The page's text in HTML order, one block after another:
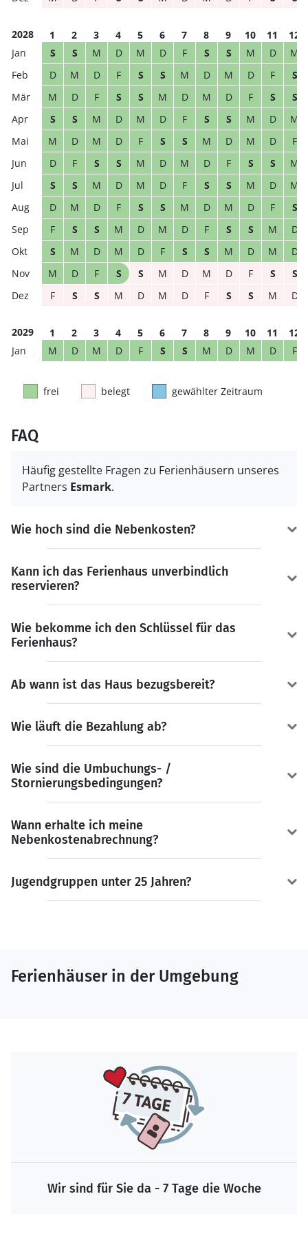
2028 1 2 3 4 5 6 7 8 9 10 11
12
S
S M D M D F S S M D
M
D
M D F S S M D M D F
S
M
D F S S M D M D F S
S
S
S M D M D F S S M D
M
M
D M D F S S M D M D
F
D
F S S M D M D F S S
M
S
S M D M D F S S M D
M
D
M D F S S M D M D F
S
F
S S M D M D F S S M
D
S
M D M D F S S M D M
D
M
D F S S M D M D F S
S
F
S S M D M D F S S M D
2029 1 2 3 4 5 6 7 8 9 10 11
12
M
D M D F S S M D M D F
frei belegt gewählter Zeitraum
FAQ
Häufig gestellte Fragen zu Ferienhäusern unseres
Partners Esmark.
Wie hoch sind die Nebenkosten?
Kann ich das Ferienhaus unverbindlich
reservieren?
Wie bekomme ich den Schlüssel für das
Ferienhaus?
Ab wann ist das Haus bezugsbereit?
Wie läuft die Bezahlung ab?
Wie sind die Umbuchungs- /
Stornierungsbedingungen?
Wann erhalte ich meine
Nebenkostenabrechnung?
Jugendgruppen unter 25 Jahren?
Ferienhäuser in der Umgebung
Wir sind für Sie da - 7 Tage die Woche